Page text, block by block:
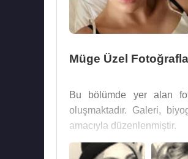
Müge Üzel
Bu bölümde yer alan
oluşmaktadır. Galeri,
amacıyla düzenlenmiştir.